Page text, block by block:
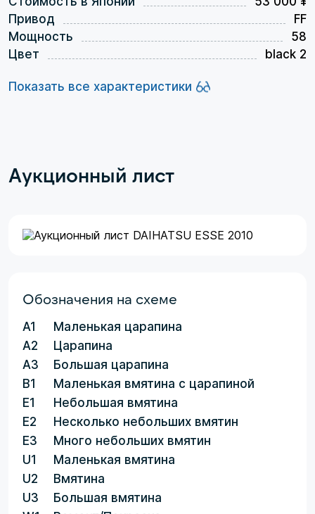
Привод
FF
Мощность
58
Цвет
black 2
Показать все характеристики
Аукционный лист
Обозначения на схеме
A1
Маленькая царапина
A2
Царапина
A3
Большая царапина
B1
Маленькая вмятина с царапиной
E1
Небольшая вмятина
E2
Несколько небольших вмятин
E3
Много небольших вмятин
U1
Маленькая вмятина
U2
Вмятина
U3
Большая вмятина